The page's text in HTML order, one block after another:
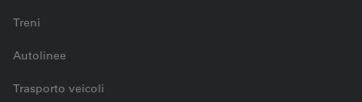
Treni
Autolinee
Trasporto veicoli